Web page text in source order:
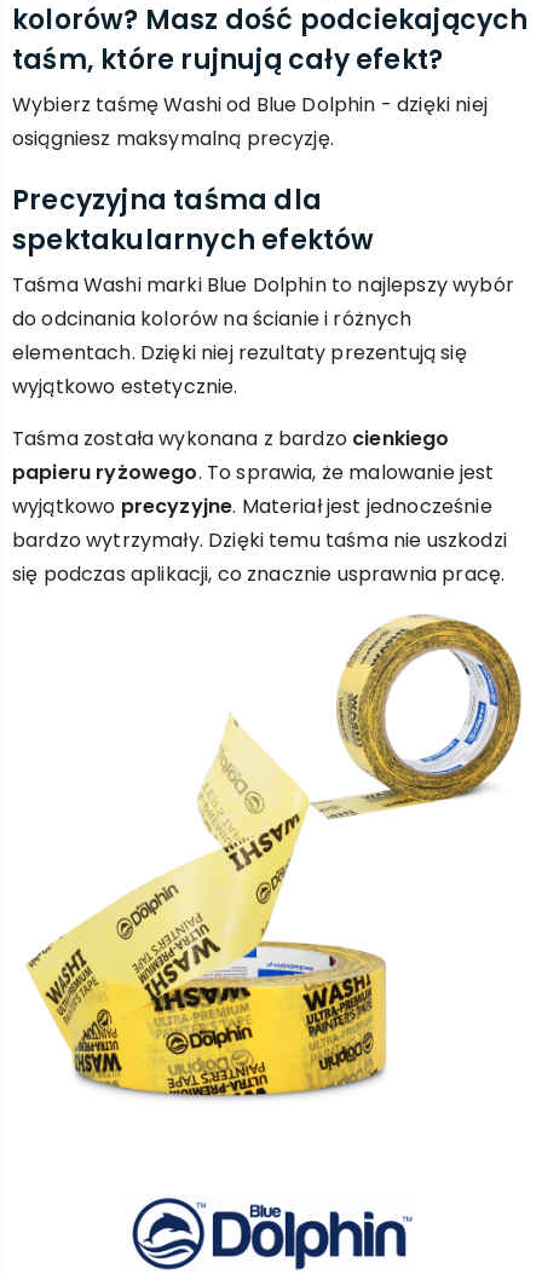
kolorów? Masz dość podciekających
taśm, które rujnują cały efekt?
Wybierz taśmę Washi od Blue Dolphin - dzięki niej
osiągniesz maksymalną precyzję.
Precyzyjna taśma dla
spektakularnych efektów
Taśma Washi marki Blue Dolphin to najlepszy wybór
do odcinania kolorów na ścianie i różnych
elementach. Dzięki niej rezultaty prezentują się
wyjątkowo estetycznie.
Taśma została wykonana z bardzo cienkiego
papieru ryżowego. To sprawia, że malowanie jest
wyjątkowo precyzyjne. Materiał jest jednocześnie
bardzo wytrzymały. Dzięki temu taśma nie uszkodzi
się podczas aplikacji, co znacznie usprawnia pracę.